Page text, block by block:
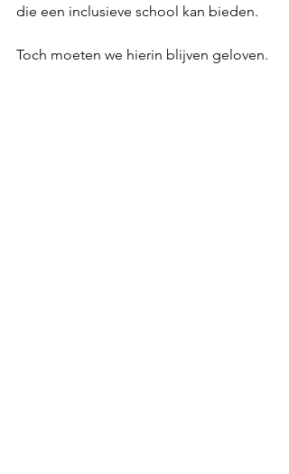
die een inclusieve school kan bieden.
Toch moeten we hierin blijven geloven.